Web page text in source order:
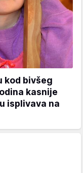
kod bivšeg
kasnije
isplivava na